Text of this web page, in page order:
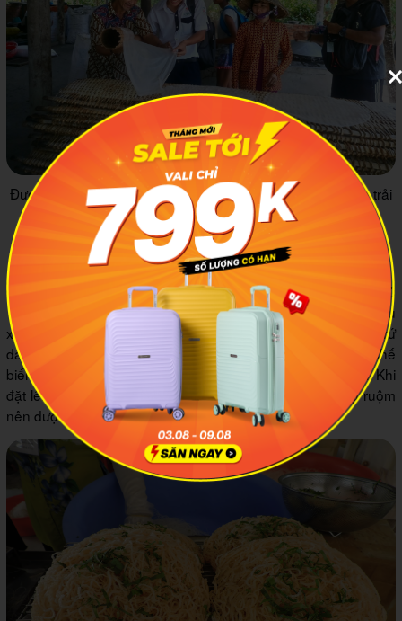
Được tận tay trải nghiệm chế biến ra các sợi hủ tiếu là một trải
nghiệm mới mẻ và đầy thú vị
4 Ăn gì khi đến đây?
Bên cạnh nhiều món ăn đặc sắc được chế biến từ hủ
tiếu như hủ tiếu nam vang, hủ tiếu hải sản, hủ tiếu
xương....thì bạn còn có cơ hội thưởng thức pizza hủ tiếu trứ
danh xứ Tây Đô. Hủ tiếu sau khi trải qua các công đoạn chế
biến sẽ được mang đi chiên nhằm tạo nên lớp vỏ giòn dai. Khi
đặt lên dĩa trông giống như một chiếc bánh pizza vàng ruộm
nên được người dân nơi đây đặt là pizza hủ tiếu.